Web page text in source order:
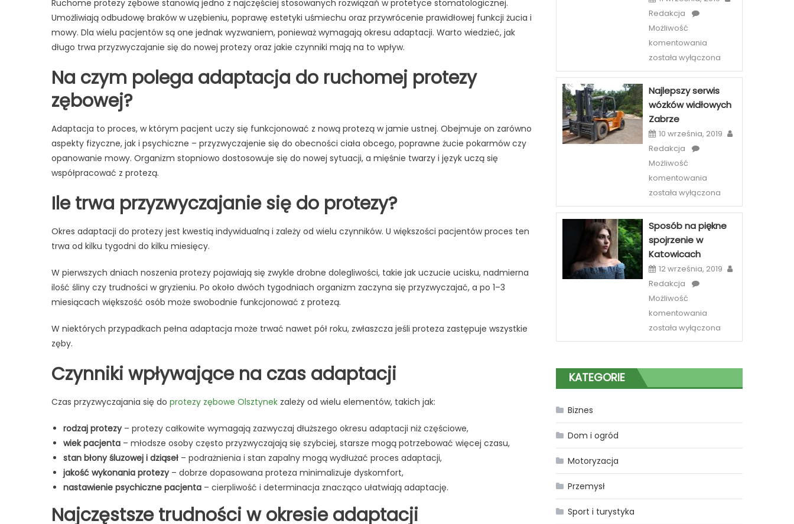
zębowe
–
ile
trwa
się
do
Ruchome protezy zębowe stanowią jedno z najczęściej stosowanych rozwiązań w protetyce stomatologicznej.
Umożliwiają odbudowę braków w uzębieniu, poprawę estetyki uśmiechu oraz przywrócenie prawidłowej funkcji żucia i
mowy. Dla wielu pacjentów są one jednak wyzwaniem, ponieważ wymagają okresu adaptacji. Warto wiedzieć, jak
długo trwa przyzwyczajanie się do nowej protezy oraz jakie czynniki mają na to wpływ.
Na czym polega adaptacja do ruchomej protezy
zębowej?
Adaptacja to proces, w którym pacjent uczy się funkcjonować z nową protezą w jamie ustnej. Obejmuje on zarówno
aspekty fizyczne, jak i psychiczne – przyzwyczajenie się do obecności ciała obcego, poprawne żucie pokarmów czy
opanowanie mowy. Organizm stopniowo dostosowuje się do nowej sytuacji, a mięśnie twarzy i język uczą się
współpracować z protezą.
Ile trwa przyzwyczajanie się do protezy?
Okres adaptacji do protezy jest kwestią indywidualną i zależy od wielu czynników. U większości pacjentów proces ten
trwa od kilku tygodni do kilku miesięcy.
W pierwszych dniach noszenia protezy pojawiają się zwykle drobne dolegliwości, takie jak uczucie ucisku, nadmierna
ilość śliny czy trudności w gryzieniu. Po około dwóch tygodniach organizm zaczyna się przyzwyczajać, a po 1–3
miesiącach większość osób może swobodnie funkcjonować z protezą.
W niektórych przypadkach pełna adaptacja może trwać nawet pół roku, zwłaszcza jeśli proteza zastępuje wszystkie
zęby.
Czynniki wpływające na czas adaptacji
Czas przyzwyczajania się do protezy zębowe Olsztynek zależy od wielu elementów, takich jak:
rodzaj protezy– protezy całkowite wymagają zazwyczaj dłuższego okresu adaptacji niż częściowe,
wiek pacjenta – młodsze osoby często przyzwyczajają się szybciej, starsze mogą potrzebować więcej czasu,
stan błony śluzowej i dziąseł – podrażnienia i stan zapalny mogą wydłużać proces adaptacji,
jakość wykonania protezy– dobrze dopasowana proteza minimalizuje dyskomfort,
nastawienie psychiczne pacjenta – cierpliwość i determinacja znacząco ułatwiają adaptację.
Najczęstsze trudności w okresie adaptacji
Redakcja
Możliwość
komentowania
i
case
telefony
–
oferta
została wyłączona
Najlepszy serwis
wózków widłowych
Zabrze
10 września, 2019
Redakcja
Możliwość
komentowania
serwis
wózków
Zabrze
została wyłączona
Sposób na piękne
spojrzenie w
Katowicach
12 września, 2019
Redakcja
Możliwość
komentowania
na
piękne
w
została wyłączona
KATEGORIE
Biznes
Dom i ogród
Motoryzacja
Przemysł
Sport i turystyka